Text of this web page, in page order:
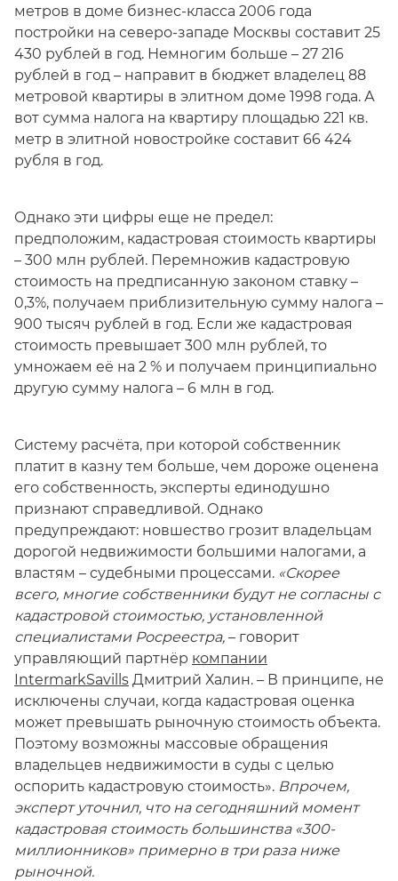
метров в доме бизнес-класса 2006 года
постройки на северо-западе Москвы составит 25
430 рублей в год. Немногим больше – 27 216
рублей в год – направит в бюджет владелец 88
метровой квартиры в элитном доме 1998 года. А
вот сумма налога на квартиру площадью 221 кв.
метр в элитной новостройке составит 66 424
рубля в год.
Однако эти цифры еще не предел:
предположим, кадастровая стоимость квартиры
– 300 млн рублей. Перемножив кадастровую
стоимость на предписанную законом ставку –
0,3%, получаем приблизительную сумму налога –
900 тысяч рублей в год. Если же кадастровая
стоимость превышает 300 млн рублей, то
умножаем её на 2 % и получаем принципиально
другую сумму налога – 6 млн в год.
Систему расчёта, при которой собственник
платит в казну тем больше, чем дороже оценена
его собственность, эксперты единодушно
признают справедливой. Однако
предупреждают: новшество грозит владельцам
дорогой недвижимости большими налогами, а
властям – судебными процессами. «Скорее
всего, многие собственники будут не согласны с
кадастровой стоимостью, установленной
специалистами Росреестра, – говорит
управляющий партнёр компании
IntermarkSavills Дмитрий Халин. – В принципе, не
исключены случаи, когда кадастровая оценка
может превышать рыночную стоимость объекта.
Поэтому возможны массовые обращения
владельцев недвижимости в суды с целью
оспорить кадастровую стоимость». Впрочем,
эксперт уточнил, что на сегодняшний момент
кадастровая стоимость большинства «300-
миллионников» примерно в три раза ниже
рыночной.